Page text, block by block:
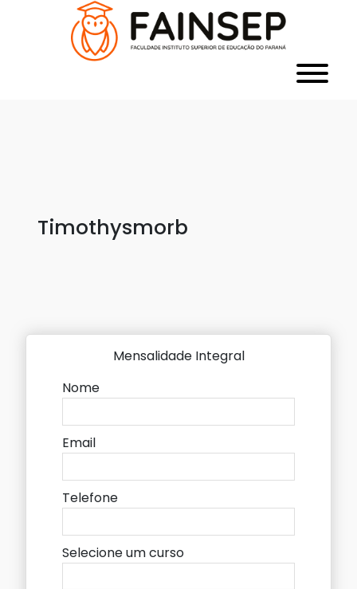
Timothysmorb
Mensalidade Integral
Nome
Email
Telefone
Selecione um curso